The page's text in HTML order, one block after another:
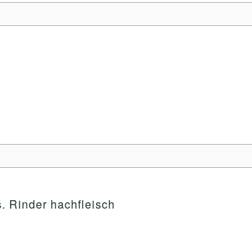
Rinder hachfleisch